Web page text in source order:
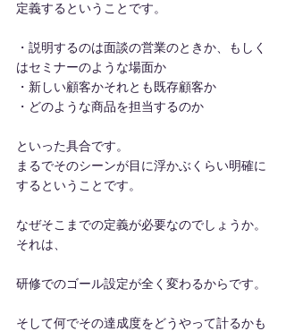
定義するということです。
・説明するのは面談の営業のときか、もしく
はセミナーのような場面か
・新しい顧客かそれとも既存顧客か
・どのような商品を担当するのか
といった具合です。
まるでそのシーンが目に浮かぶくらい明確に
するということです。
なぜそこまでの定義が必要なのでしょうか。
それは、
研修でのゴール設定が全く変わるからです。
そして何でその達成度をどうやって計るかも